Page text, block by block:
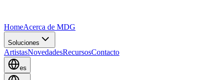
HomeAcerca de MDG
Soluciones
ArtistasNovedadesRecursosContacto
es